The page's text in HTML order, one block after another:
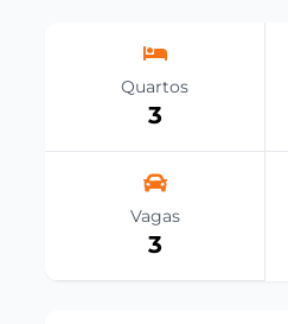
Quartos
3
Vagas
3